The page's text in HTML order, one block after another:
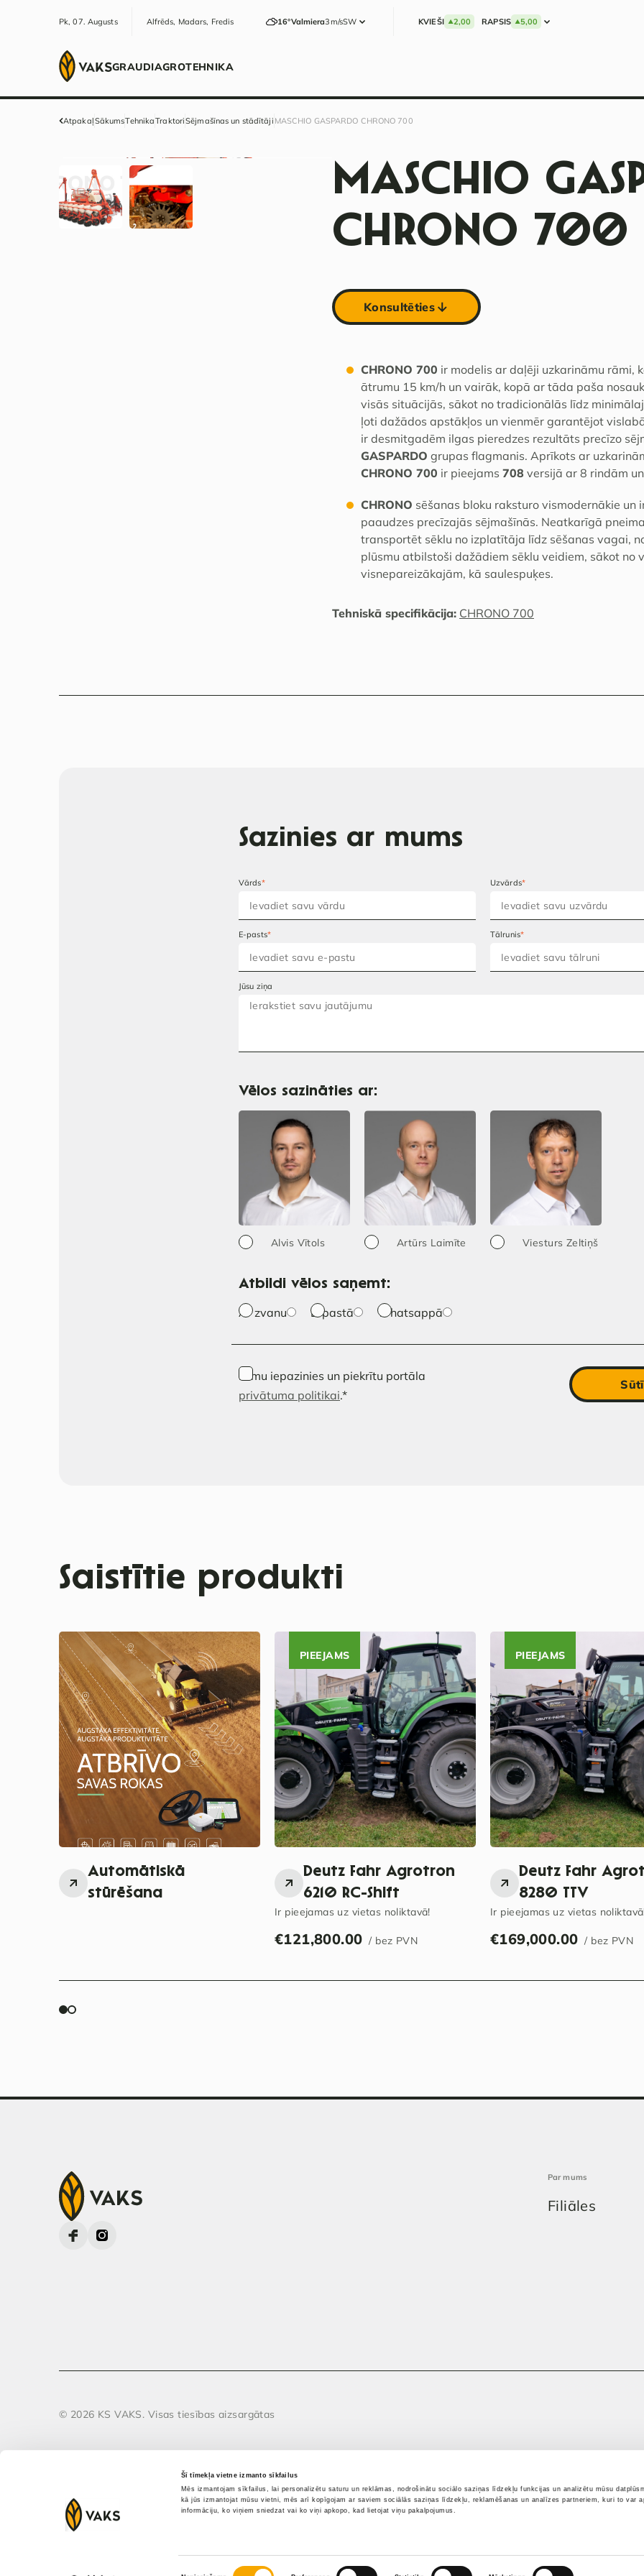
Šī tīmekļa vietne izmanto sīkfailus
Mēs izmantojam sīkfailus, lai personalizētu saturu un reklāmas, nodrošinātu sociālo saziņas līdzekļu funkcijas un analizētu mūsu
kā jūs izmantojat mūsu vietni, mēs arī kopīgojam ar saviem sociālās saziņas līdzekļu, reklamēšanas un analīzes partneriem, kuri to var
informāciju, ko viņiem sniedzat vai ko viņi apkopo, kad lietojat viņu pakalpojumus.
Pk, 07. Augusts Alfrēds, Madars, Fredis 16°Valmiera3m/sSW KVIEŠI 2,00 RAPSIS 5,00
GRAUDIAGROTEHNIKA
AtpakaļSākumsTehnikaTraktoriSējmašīnas un stādītāji MASCHIO GASPARDO CHRONO 700
MASCHIO
CHRONO 700
Konsultēties
CHRONO 700 ir modelis ar daļēji uzkarināmu rāmi,
ātrumu 15 km/h un vairāk, kopā ar tāda paša
visās situācijās, sākot no tradicionālās līdz
ļoti dažādos apstākļos un vienmēr garantējot
ir desmitgadēm ilgas pieredzes rezultāts precīzo
GASPARDO grupas flagmanis. Aprīkots ar
CHRONO 700 ir pieejams 708 versijā ar 8 rindām
CHRONO sēšanas bloku raksturo vismodernākie
paaudzes precīzajās sējmašīnās. Neatkarīgā
transportēt sēklu no izplatītāja līdz sēšanas vagai,
plūsmu atbilstoši dažādiem sēklu veidiem, sākot no
visnepareizākajām, kā saulespuķes.
Tehniskā specifikācija: CHRONO 700
Sazinies ar mums
Vārds* Uzvārds*
E-pasts* Tālrunis*
Jūsu ziņa
Vēlos sazināties ar:
Alvis Vītols Artūrs Laimīte Viesturs Zeltiņš
Atbildi vēlos saņemt:
Ar zvanu E-pastā Whatsappā
Esmu iepazinies un piekrītu portāla
privātuma politikai.*
Saistītie produkti
Automātiskā
stūrēšana
PIEEJAMS
Deutz Fahr Agrotron
6210 RC-Shift
Ir pieejamas uz vietas noliktavā!
€121,800.00 / bez PVN
PIEEJAMS
Deutz Fahr
8280 TTV
Ir pieejamas uz vietas
€169,000.00 / bez PVN
Par mums
Filiāles
© 2026 KS VAKS. Visas tiesības aizsargātas